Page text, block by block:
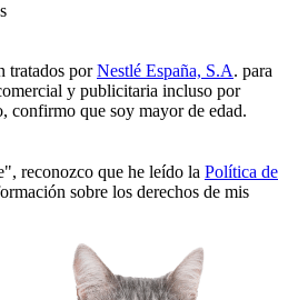
tratados porNestlé España, S.A. para
y publicitaria incluso por
confirmo que soy mayor de edad.
reconozco que he leído la Política de
sobre los derechos de mis